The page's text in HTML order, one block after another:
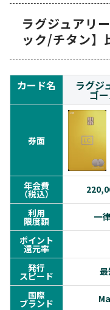
ラグジュアリ
ック/チタン】
カード名 ラグジ
ゴ
券面
年会費
（税込）
利用
限度額 一
ポイント
還元率
発行
スピード
国際
ブランド